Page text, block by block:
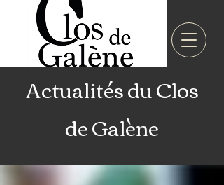
Actualités du Clos
de Galène